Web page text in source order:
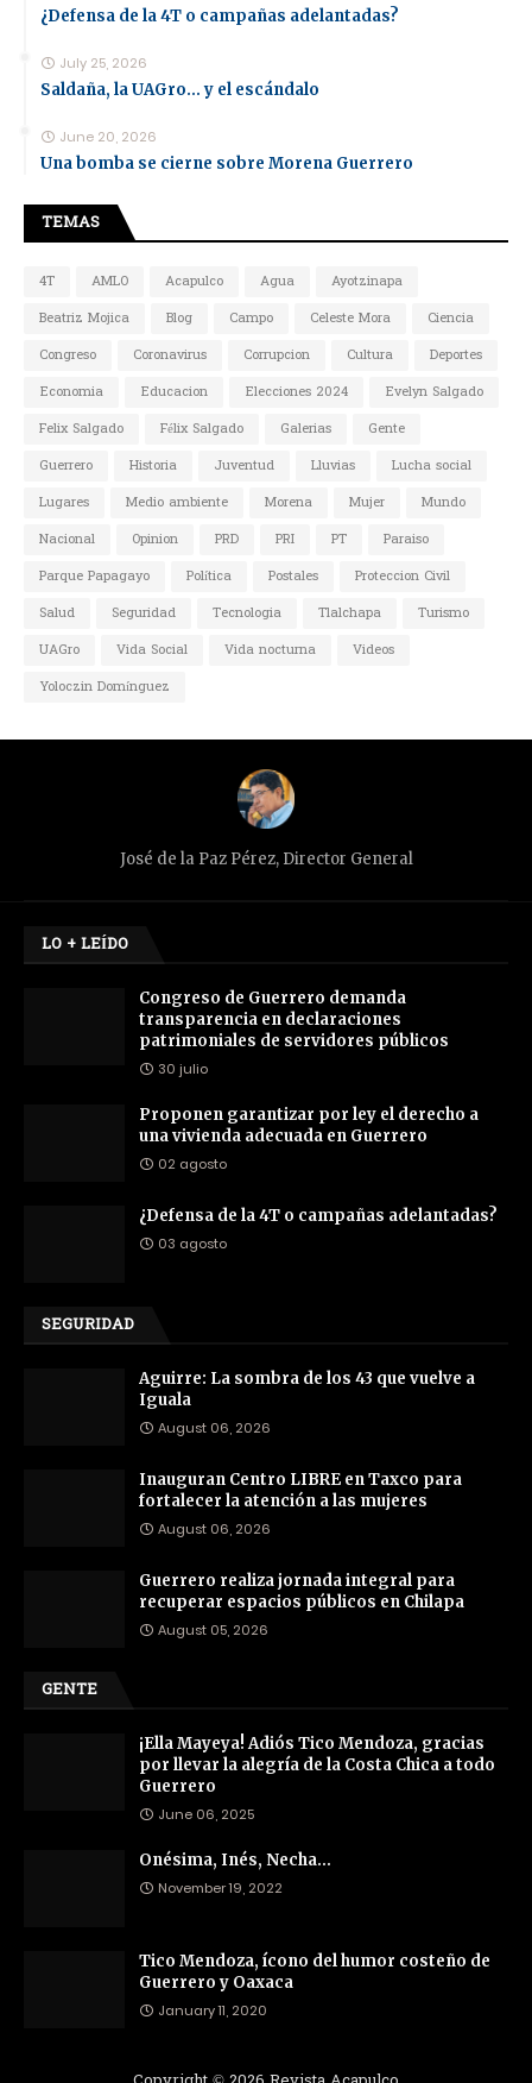
¿Defensa de la 4T o campañas adelantadas?
July 25, 2026
Saldaña, la UAGro... y el escándalo
June 20, 2026
Una bomba se cierne sobre Morena Guerrero
TEMAS
4T AMLO Acapulco Agua
Ayotzinapa
Beatriz Mojica
Blog Campo Celeste Mora
Ciencia
Congreso
Coronavirus Corrupcion Cultura
Deportes
Economia
Educacion Elecciones 2024
Evelyn Salgado
Felix Salgado
Félix Salgado Galerias
Gente
Guerrero
Historia Juventud Lluvias
Lucha social
Lugares
Medio ambiente Morena Mujer
Mundo
Nacional
Opinion PRD PRI PT
Paraiso
Parque Papagayo
Política Postales
Proteccion Civil
Salud
Seguridad Tecnologia Tlalchapa
Turismo
UAGro
Vida Social Vida nocturna
Videos
Yoloczin Domínguez
José de la Paz Pérez, Director General
LO + LEÍDO
Congreso de Guerrero demanda
transparencia en declaraciones
patrimoniales de servidores públicos
30 julio
Proponen garantizar por ley el derecho a
una vivienda adecuada en Guerrero
02 agosto
¿Defensa de la 4T o campañas adelantadas?
03 agosto
SEGURIDAD
Aguirre: La sombra de los 43 que vuelve a
Iguala
August 06, 2026
Inauguran Centro LIBRE en Taxco para
fortalecer la atención a las mujeres
August 06, 2026
Guerrero realiza jornada integral para
recuperar espacios públicos en Chilapa
August 05, 2026
GENTE
¡Ella Mayeya! Adiós Tico Mendoza, gracias
por llevar la alegría de la Costa Chica a todo
Guerrero
June 06, 2025
Onésima, Inés, Necha…
November 19, 2022
Tico Mendoza, ícono del humor costeño de
Guerrero y Oaxaca
January 11, 2020